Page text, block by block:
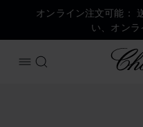
オンライン注文可能：
い、オンラ
メニューを開く
検索する